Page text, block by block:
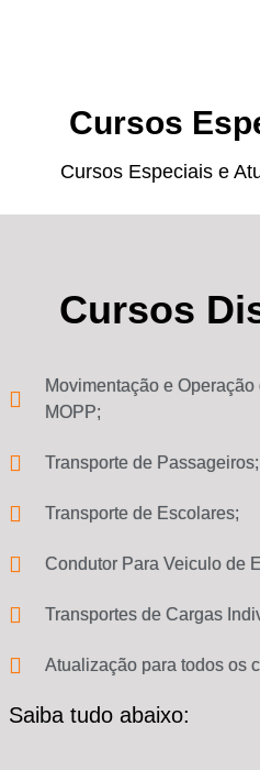
Cursos
Cursos Especiais e
Cursos
Movimentação e
MOPP;
Transporte de Passageiros;
Transporte de Escolares;
Condutor Para Veiculo de
Transportes de Cargas
Atualização para todos os
Saiba tudo abaixo: